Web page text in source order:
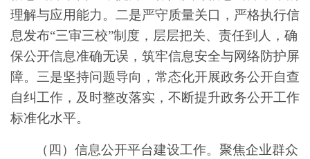
理解与应用能力。二是严守质量关口，严格执行信
息发布“三审三校”制度，层层把关、责任到人，确
保公开信息准确无误，筑牢信息安全与网络防护屏
障。三是坚持问题导向，常态化开展政务公开自查
自纠工作，及时整改落实，不断提升政务公开工作
标准化水平。
（四）信息公开平台建设工作。聚焦企业群众